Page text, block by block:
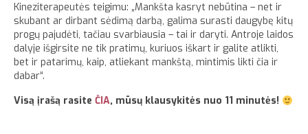
Kineziterapeutės teigimu: „Mankšta kasryt nebūtina – net ir
skubant ar dirbant sėdimą darbą, galima surasti daugybę kitų
progų pajudėti, tačiau svarbiausia – tai ir daryti. Antroje laidos
dalyje išgirsite ne tik pratimų, kuriuos iškart ir galite atlikti,
bet ir patarimų, kaip, atliekant mankštą, mintimis likti čia ir
dabar“.
Visą įrašą rasite ČIA, mūsų klausykitės nuo 11 minutės!